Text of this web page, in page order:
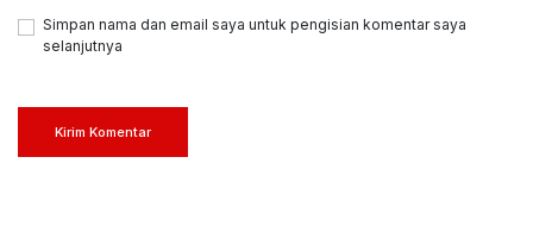
Simpan nama dan email saya untuk pengisian komentar saya
selanjutnya
Kirim Komentar